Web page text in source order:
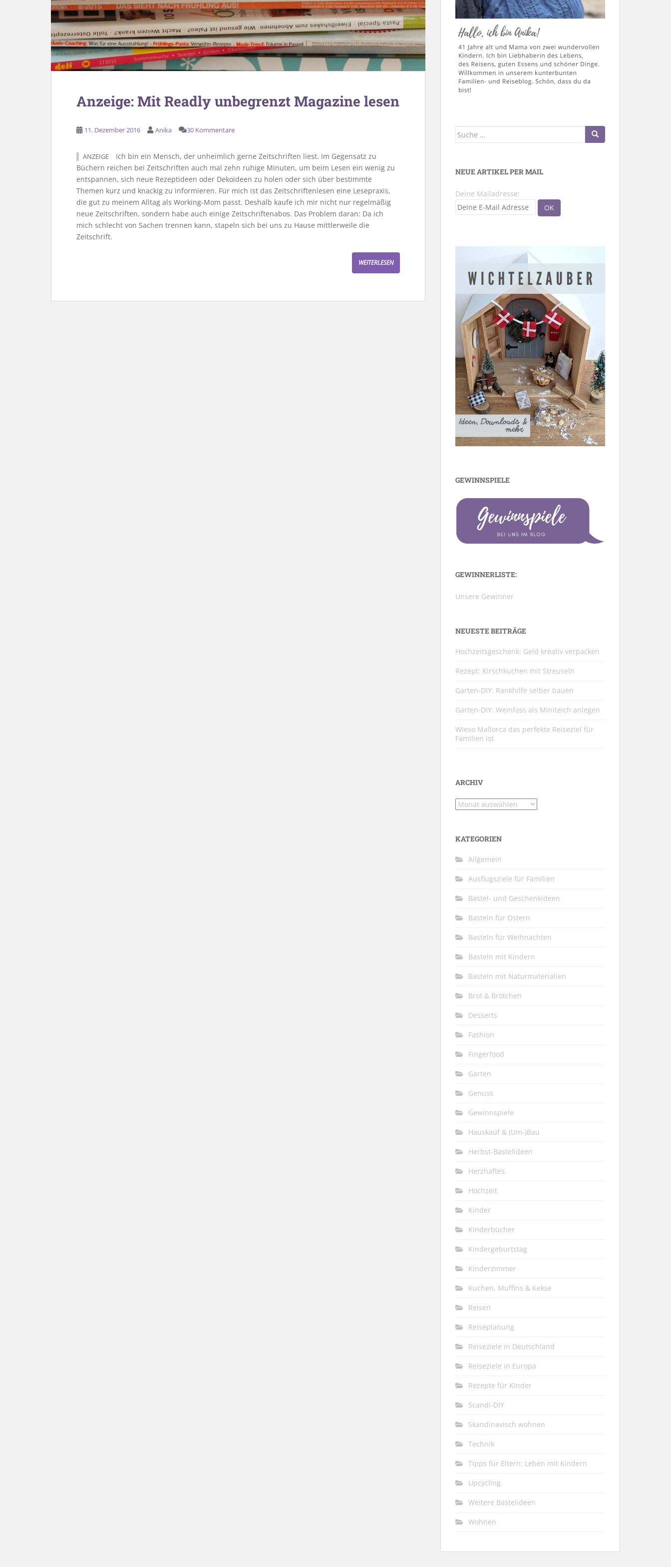
Anzeige: Mit Readly unbegrenzt Magazine lesen
11. Dezember 2016 Anika 30 Kommentare
ANZEIGE
Ich bin ein Mensch, der unheimlich gerne Zeitschriften liest. Im Gegensatz zu
Büchern reichen bei Zeitschriften auch mal zehn ruhige Minuten, um beim Lesen ein wenig zu
entspannen, sich neue Rezeptideen oder Dekoideen zu holen oder sich über bestimmte
Themen kurz und knackig zu informieren. Für mich ist das Zeitschriftenlesen eine Lesepraxis,
die gut zu meinem Alltag als Working-Mom passt. Deshalb kaufe ich mir nicht nur regelmäßig
neue Zeitschriften, sondern habe auch einige Zeitschriftenabos. Das Problem daran: Da ich
mich schlecht von Sachen trennen kann, stapeln sich bei uns zu Hause mittlerweile die
Zeitschrift.
WEITERLESEN
Suche
NEUE ARTIKEL PER MAIL
Deine Mailadresse:
GEWINNSPIELE
GEWINNERLISTE:
Unsere Gewinner
NEUESTE BEITRÄGE
Hochzeitsgeschenk: Geld kreativ verpacken
Rezept: Kirschkuchen mit Streuseln
Garten-DIY: Rankhilfe selber bauen
Garten-DIY: Weinfass als Miniteich anlegen
Wieso Mallorca das perfekte Reiseziel für
Familien ist
ARCHIV
Archiv
KATEGORIEN
Allgemein
Ausflugsziele für Familien
Bastel- und Geschenkideen
Basteln für Ostern
Basteln für Weihnachten
Basteln mit Kindern
Basteln mit Naturmaterialien
Brot & Brötchen
Desserts
Fashion
Fingerfood
Garten
Genuss
Gewinnspiele
Hauskauf & (Um-)Bau
Herbst-Bastelideen
Herzhaftes
Hochzeit
Kinder
Kinderbücher
Kindergeburtstag
Kinderzimmer
Kuchen, Muffins & Kekse
Reisen
Reiseplanung
Reiseziele in Deutschland
Reiseziele in Europa
Rezepte für Kinder
Scandi-DIY
Skandinavisch wohnen
Technik
Tipps für Eltern: Leben mit Kindern
Upcycling
Weitere Bastelideen
Wohnen